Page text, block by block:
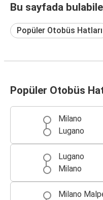
Bu sayfada
Popüler Otobüs Hatları
Popüler Otobüs
Milano
Lugano
Lugano
Milano
Milano